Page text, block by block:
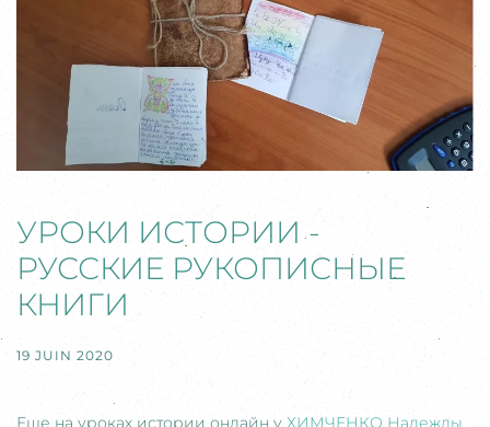
УРОКИ ИСТОРИИ -
РУССКИЕ РУКОПИСНЫЕ
КНИГИ
19 JUIN 2020
Еще на уроках истории онлайн у ХИМЧЕНКО Надежды